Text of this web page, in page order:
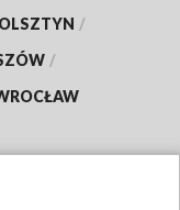
OLSZTYN /
/